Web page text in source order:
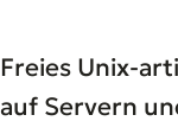
04
05Docs
Freies Unix-
auf Servern